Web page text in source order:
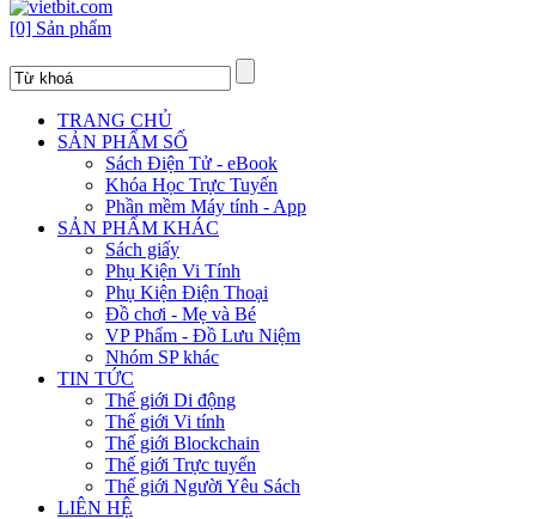
[0] Sản phẩm
TRANG CHỦ
SẢN PHẨM SỐ
Sách Điện Tử - eBook
Khóa Học Trực Tuyến
Phần mềm Máy tính - App
SẢN PHẨM KHÁC
Sách giấy
Phụ Kiện Vi Tính
Phụ Kiện Điện Thoại
Đồ chơi - Mẹ và Bé
VP Phẩm - Đồ Lưu Niệm
Nhóm SP khác
TIN TỨC
Thế giới Di động
Thế giới Vi tính
Thế giới Blockchain
Thế giới Trực tuyến
Thế giới Người Yêu Sách
LIÊN HỆ